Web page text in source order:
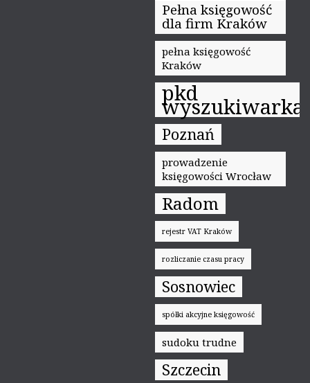
Pełna księgowość
dla firm Kraków
pełna księgowość
Kraków
pkd
wyszukiwarka
Poznań
prowadzenie
księgowości Wrocław
Radom
rejestr VAT Kraków
rozliczanie czasu pracy
Sosnowiec
spółki akcyjne księgowość
sudoku trudne
Szczecin